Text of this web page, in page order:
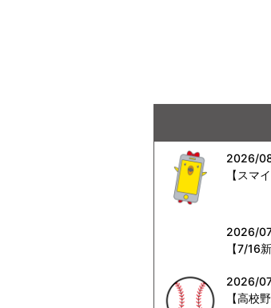
2026/
【スマ
2026/
【7/16
2026/
【高校